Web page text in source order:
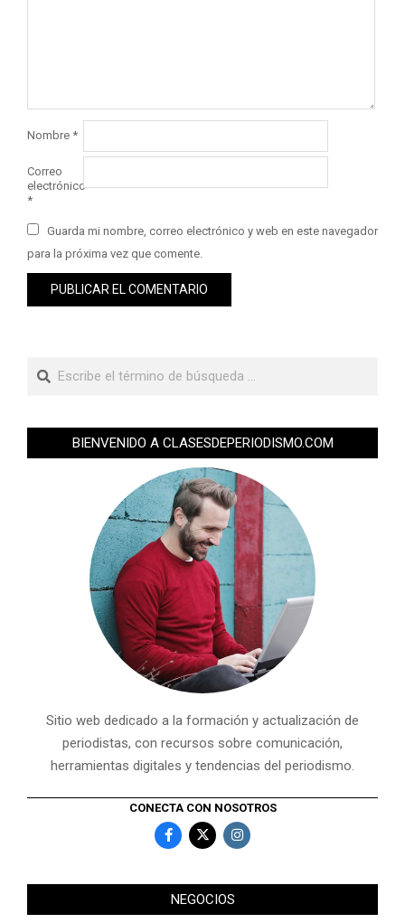
Nombre *
Correo
electrónico
*
Guarda mi nombre, correo electrónico y web en este navegador
para la próxima vez que comente.
BIENVENIDO A CLASESDEPERIODISMO.COM
Sitio web dedicado a la formación y actualización de
periodistas, con recursos sobre comunicación,
herramientas digitales y tendencias del periodismo.
CONECTA CON NOSOTROS
NEGOCIOS